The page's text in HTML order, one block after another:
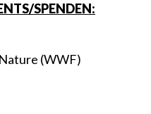
SPENDEN:
(WWF)